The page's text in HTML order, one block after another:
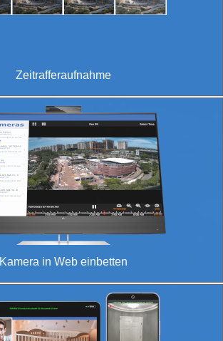
Zeitrafferaufnahme
Kamera in Web einbetten